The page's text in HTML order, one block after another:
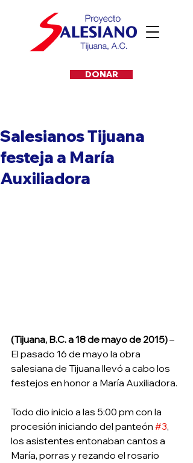
DONAR
Salesianos Tijuana
festeja a María
Auxiliadora
(Tijuana, B.C. a 18 de mayo de 2015) –
El pasado 16 de mayo la obra
salesiana de Tijuana llevó a cabo los
festejos en honor a María Auxiliadora.
Todo dio inicio a las 5:00 pm con la
procesión iniciando del panteón #3,
los asistentes entonaban cantos a
María, porras y rezando el rosario